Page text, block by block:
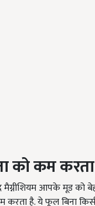
को कम
आपके मूड को
करता है. ये फूल बिना